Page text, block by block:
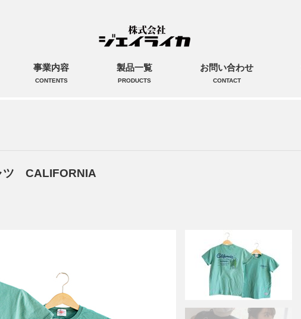
事業内容
CONTENTS
製品一覧
PRODUCTS
お問い合わせ
CONTACT
ツ CALIFORNIA